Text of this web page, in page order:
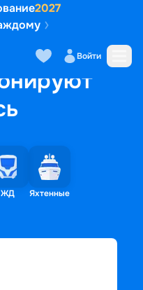
2027
Войти
ЖД Яхтенные